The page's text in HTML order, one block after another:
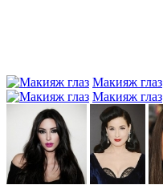
Макияж глаз
Макияж глаз